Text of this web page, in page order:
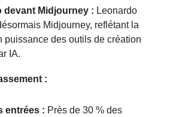
devant Midjourney : Leonardo
Midjourney, reflétant la
puissance des outils de création
IA.
:
entrées : Près de 30 % des